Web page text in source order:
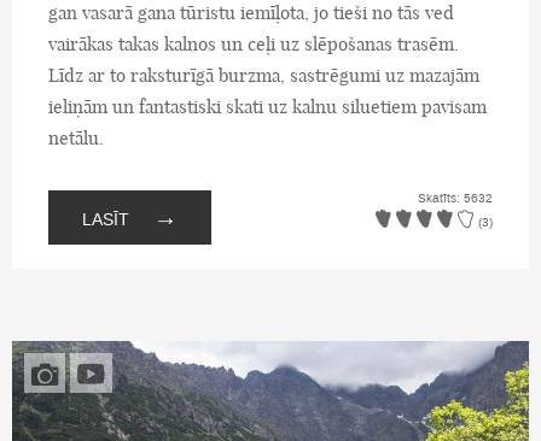
gan vasarā gana tūristu iemīļota, jo tieši no tās ved
vairākas takas kalnos un ceļi uz slēpošanas trasēm.
Līdz ar to raksturīgā burzma, sastrēgumi uz mazajām
ieliņām un fantastiski skati uz kalnu siluetiem pavisam
netālu.
LASĪT →
Skatīts: 5632
(3)